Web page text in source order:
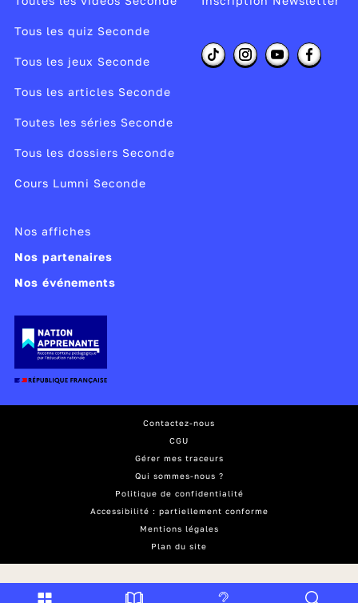
Tous les quiz Seconde
Tous les jeux Seconde
Tous les articles Seconde
Toutes les séries Seconde
Tous les dossiers Seconde
Cours Lumni Seconde
Nos affiches
Nos partenaires
Nos événements
Contactez-nous
CGU
Gérer mes traceurs
Qui sommes-nous ?
Politique de confidentialité
Accessibilité : partiellement conforme
Mentions légales
Plan du site